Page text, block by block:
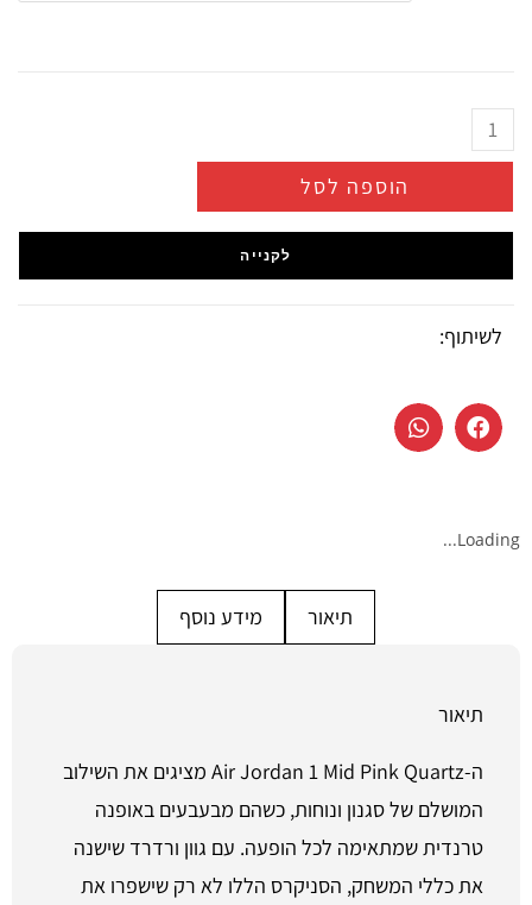
הוספה לסל
לקנייה
לשיתוף:
Loading...
תיאור מידע נוסף
תיאור
ה-Air Jordan 1 Mid Pink Quartz מציגים את השילוב
המושלם של סגנון ונוחות, כשהם מבעבעים באופנה
טרנדית שמתאימה לכל הופעה. עם גוון ורדרד שישנה
את כללי המשחק, הסניקרס הללו לא רק שישפרו את